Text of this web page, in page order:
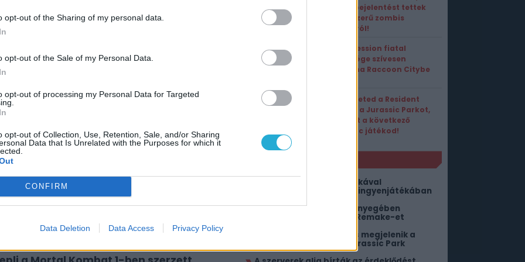
opt-out of the Sharing of my personal data.
opt-out of the Sale of my Personal Data.
opt-out of processing my Personal Data for Targeted
opt-out of Collection, Use, Retention, Sale, and/or Sharing
Data that Is Unrelated with the Purposes for which it
CONFIRM
Data Deletion Data Access Privacy Policy
T-1000-es a folyékony fém miatt), szóval
a szembenállókat. Ha pedig ez sem
részben debütált Animality visszatérését is
hogy a harc végén állattá változva
a kedvcsinálót elnézve még a hagyományos
számíthatunk. Ősszel tehát mindenképp
verekedős címéhez, mivel ennyi újdonság
szeptemberi indulása óta.
hogy a PC Guru tartalmairól véletlenül
óriási bejelentést tettek
a népszerű zombis
horrorról!
Az Obsession fiatal
tehetsége szívesen
elutazna Raccoon Citybe
Ha szereted a Resident
Evilt és a Jurassic Parkot,
ez lehet a következő
kedvenc játékod!
Pókember helyett Pókrókával
himbálózhattok az Epic ingyenjátékában
Az Alkimia Interactive lényegében
bejelentette a Gothic 2 Remake-et
Már csak néhány nap, és megjelenik a
túlélőhorrorba oltott Jurassic Park